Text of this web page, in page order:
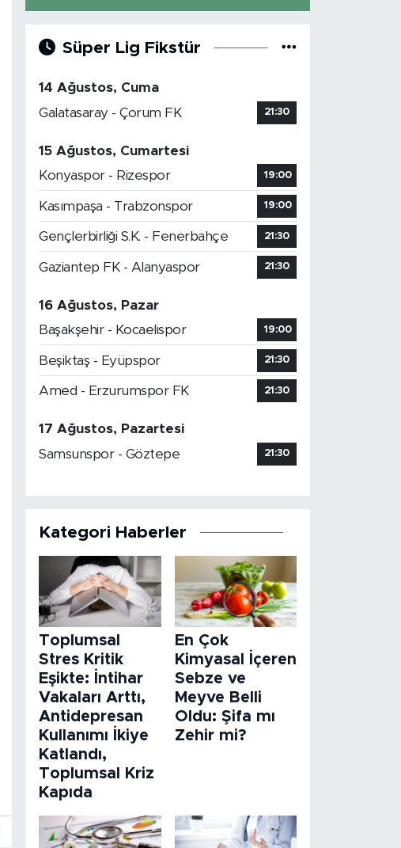
Süper Lig Fikstür
14 Ağustos, Cuma
Galatasaray - Çorum FK
21:30
15 Ağustos, Cumartesi
Konyaspor - Rizespor
19:00
Kasımpaşa - Trabzonspor 19:00
Gençlerbirliği S.K. - Fenerbahçe 21:30
Gaziantep FK - Alanyaspor 21:30
16 Ağustos, Pazar
Başakşehir - Kocaelispor
19:00
Beşiktaş - Eyüpspor 21:30
Amed - Erzurumspor FK 21:30
17 Ağustos, Pazartesi
Samsunspor - Göztepe
21:30
Kategori Haberler
Toplumsal
Stres Kritik
Eşikte: İntihar
Vakaları Arttı,
Antidepresan
Kullanımı İkiye
Katlandı,
Toplumsal Kriz
Kapıda
En Çok
Kimyasal İçeren
Sebze ve
Meyve Belli
Oldu: Şifa mı
Zehir mi?